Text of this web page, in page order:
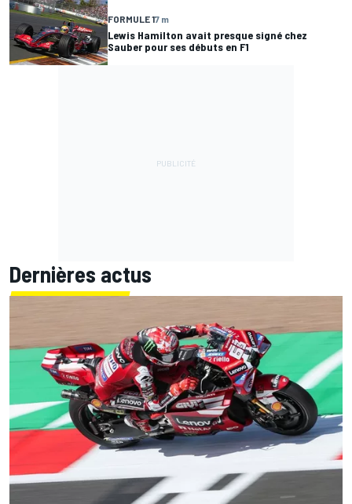
FORMULE 17 m
Lewis Hamilton avait presque signé chez
Sauber pour ses débuts en F1
Dernières actus